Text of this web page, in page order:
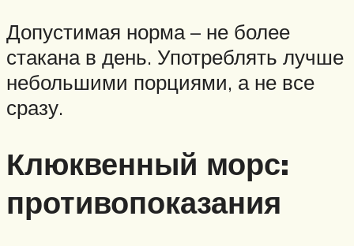
Допустимая норма – не более
стакана в день. Употреблять лучше
небольшими порциями, а не все
сразу.
Клюквенный морс:
противопоказания